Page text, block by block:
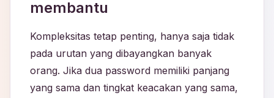
membantu
Kompleksitas tetap penting, hanya saja tidak
pada urutan yang dibayangkan banyak
orang. Jika dua password memiliki panjang
yang sama dan tingkat keacakan yang sama,